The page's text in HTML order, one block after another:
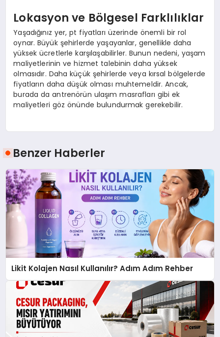
Lokasyon ve Bölgesel Farklılıklar
Yaşadığınız yer, pt fiyatları üzerinde önemli bir rol
oynar. Büyük şehirlerde yaşayanlar, genellikle daha
yüksek ücretlerle karşılaşabilirler. Bunun nedeni, yaşam
maliyetlerinin ve hizmet talebinin daha yüksek
olmasıdır. Daha küçük şehirlerde veya kırsal bölgelerde
fiyatların daha düşük olması muhtemeldir. Ancak,
burada da antrenörün ulaşım masrafları gibi ek
maliyetleri göz önünde bulundurmak gerekebilir.
Benzer Haberler
Likit Kolajen Nasıl Kullanılır? Adım Adım Rehber